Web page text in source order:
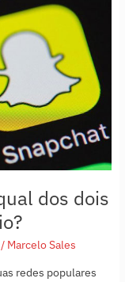
dos dois
/ Marcelo Sales
redes populares